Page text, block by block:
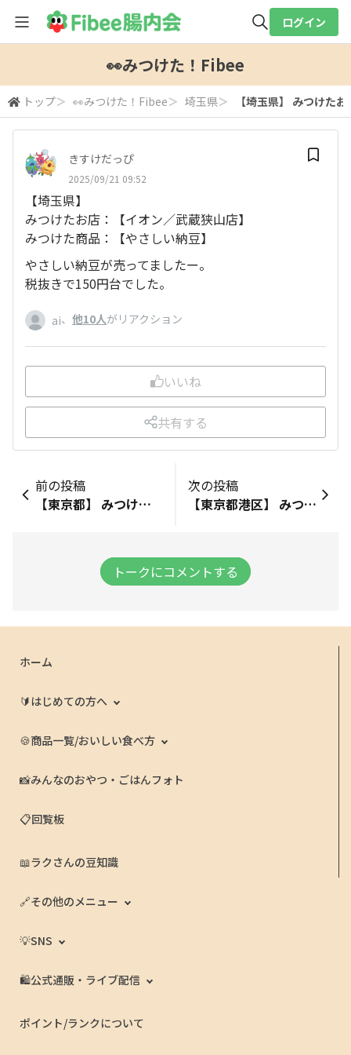
検索
ログイン
👀みつけた！Fibee
トップ＞ 👀みつけた！Fibee＞ 埼玉県＞ 【埼玉県】 みつけた
きすけだっぴ
2025/09/21 09:52
【埼玉県】
みつけたお店：【イオン／武蔵狭山店】
みつけた商品：【やさしい納豆】
やさしい納豆が売ってましたー。
税抜きで150円台でした。
ai、 他10人がリアクション
いいね
共有する
前の投稿
【東京都】 みつけたお店：【ピーコック自由が丘店】 みつけた商品：【やさしい納豆】 最安値ではないけれど出会えて嬉しい😄
次の投稿
【東京都港区】 みつけたお店：【ファミリーマート北青山三丁目店】 みつけた商品：【むぎゅっとワッフルココア、アールグレー。 ビスキュイ（売り切れ）】 246沿い。表参道と外苑前の中間くらいにあるお店。パン売り場1番下にありました。
トークにコメントする
ホーム
🔰はじめての方へ
🍪商品一覧/おいしい食べ方
📸みんなのおやつ・ごはんフォト
📋回覧板
📖ラクさんの豆知識
🔗その他のメニュー
💡SNS
🛍️公式通販・ライブ配信
ポイント/ランクについて